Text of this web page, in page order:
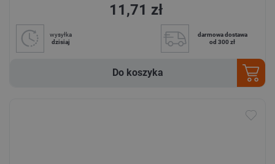
11,71 zł
wysyłka
dzisiaj
darmowa dostawa
od 300 zł
Do koszyka